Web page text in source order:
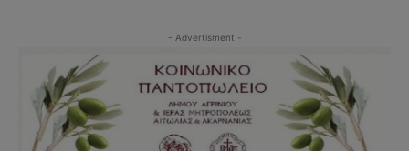
- Advertisment -